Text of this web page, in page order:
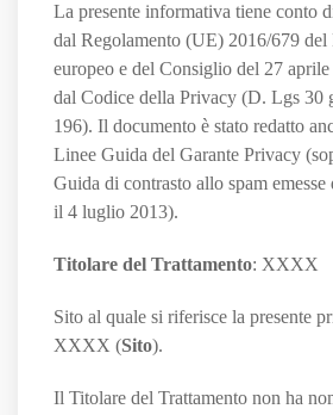
La presente informativa tiene conto
dal Regolamento (UE) 2016/679 del
europeo e del Consiglio del 27
dal Codice della Privacy (D. Lgs 30
196). Il documento è stato redatto
Linee Guida del Garante Privacy
Guida di contrasto allo spam
il 4 luglio 2013).
Titolare del Trattamento: XXXX
Sito al quale si riferisce la presente
XXXX (Sito).
Il Titolare del Trattamento non ha